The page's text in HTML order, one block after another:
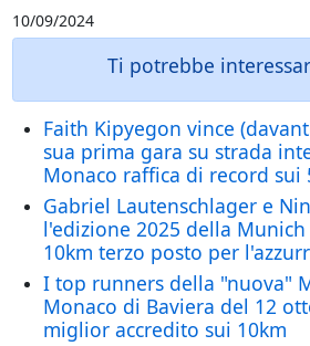
10/09/2024
Ti potrebbe
Faith Kipyegon vince
sua prima gara su strada
Monaco raffica di record sui
Gabriel Lautenschlager e
l'edizione 2025 della
10km terzo posto per
I top runners della "nuova"
Monaco di Baviera del 12
miglior accredito sui 10km